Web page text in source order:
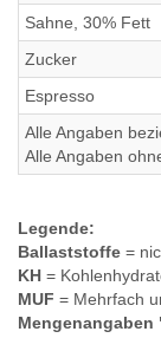
Sahne, 30% Fett
Zucker
Espresso
Alle Angaben
Alle Angaben
Legende:
Ballaststoffe =
KH =
MUF = Mehrfach
Mengenangaben